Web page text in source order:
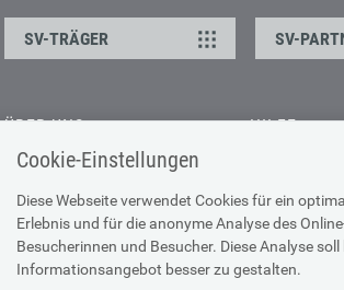
Cookie-Einstellungen
Diese Webseite verwendet Cookies für ein
Erlebnis und für die anonyme Analyse des
Besucherinnen und Besucher. Diese Analyse
Informationsangebot besser zu gestalten.
SV-TRÄGER SV-
ÜBER UNS
Kontakt
Offene Stellen
Presse
HILFE
Browser-Info
Hilfe zur
Technische